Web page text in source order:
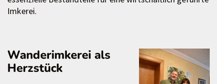
Imkerei.
Wanderimkerei als
Herzstück